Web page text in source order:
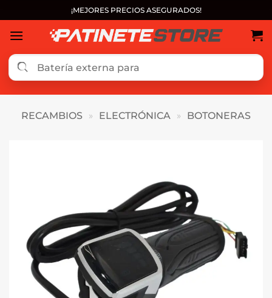
al
contenido
¡MEJORES PRECIOS ASEGURADOS!
RECAMBIOS » ELECTRÓNICA » BOTONERAS